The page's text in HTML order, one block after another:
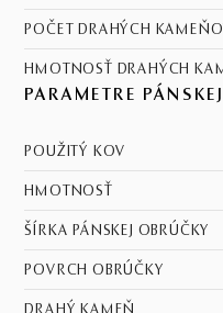
POČET DRAHÝCH
HMOTNOSŤ DRAHÝCH
PARAMETRE
POUŽITÝ KOV
HMOTNOSŤ
ŠÍRKA PÁNSKEJ OBRÚČKY
POVRCH OBRÚČKY